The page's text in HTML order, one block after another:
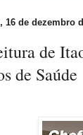
16 de dezembro
de
de Saúde